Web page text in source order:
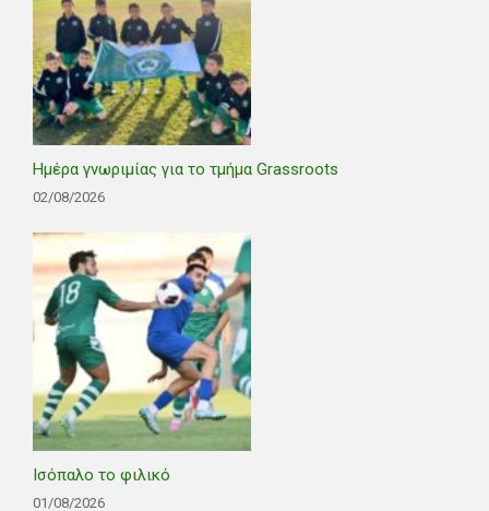
Ημέρα γνωριμίας για το τμήμα Grassroots
02/08/2026
Ισόπαλο το φιλικό
01/08/2026